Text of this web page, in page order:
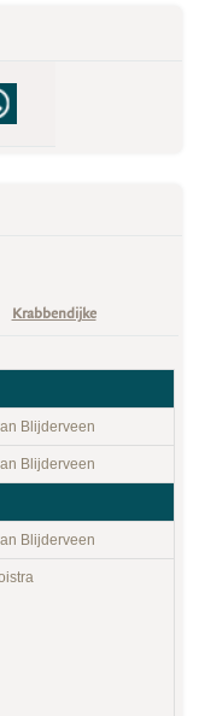
Krabbendijke
Blijderveen
Blijderveen
Blijderveen